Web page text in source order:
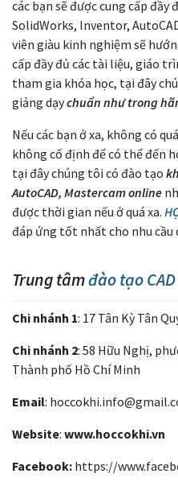
các bạn sẽ được cung cấp đầy
SolidWorks, Inventor,
viên giàu kinh nghiệm sẽ
cấp đầy đủ các tài liệu, giáo
tham gia khóa học, tại đây
giảng dạychuẩn như trong
Nếu các bạn ở xa, không có
không cố định để có thể đến
tại đây chúng tôi có đào tạo
AutoCAD, Mastercam online
được thời gian nếu ở quá xa.
đáp ứng tốt nhất cho nhu cầu
Trung tâmđào tạo CAD
Chi nhánh 1: 17 Tân Kỳ Tân
Chi nhánh 2: 58 Hữu Nghị,
Thành phố Hồ Chí Minh
Email:
Website: www.hoccokhi.vn
Facebook: https://